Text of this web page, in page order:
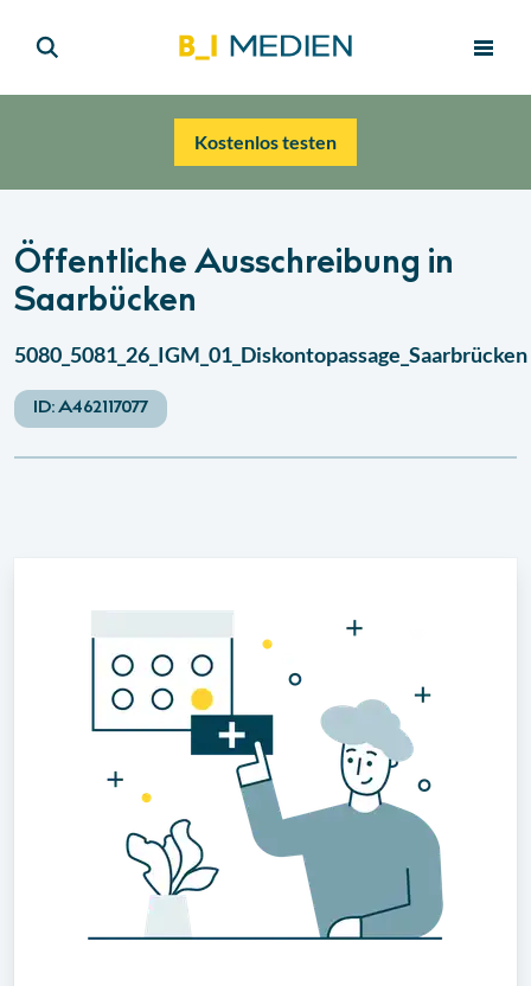
Kostenlos testen
Öffentliche Ausschreibung in
Saarbücken
5080_5081_26_IGM_01_Diskontopassage_Saarbrücken
ID:A462117077